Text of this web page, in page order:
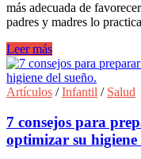
más adecuada de
padres y madres lo
Verdades,
mitos
y
claves
una
correcta
práctica
Leer más
Artículos /Infantil / Salud
7 consejos para
optimizar su higiene